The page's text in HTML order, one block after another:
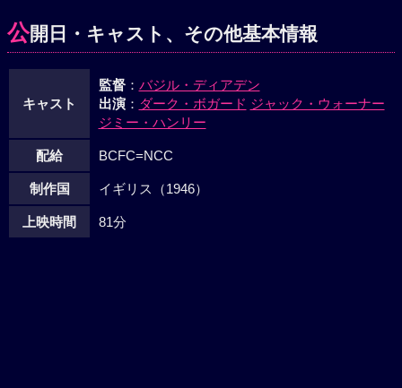
公開日・キャスト、その他基本情報
キャスト
監督： バジル・ディアデン
出演： ダーク・ボガード ジャック・ウォーナー
ジミー・ハンリー
配給 BCFC=NCC
制作国 イギリス（1946）
上映時間 81分